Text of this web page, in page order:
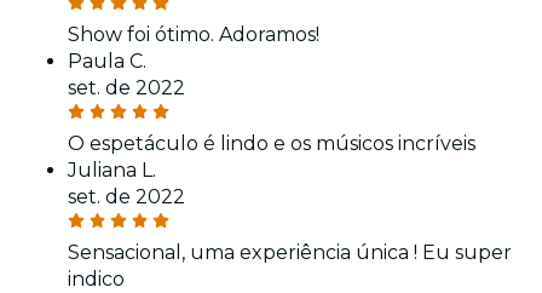
Show foi ótimo. Adoramos!
Paula C.
set. de 2022
O espetáculo é lindo e os músicos incríveis
Juliana L.
set. de 2022
Sensacional, uma experiência única ! Eu super
indico